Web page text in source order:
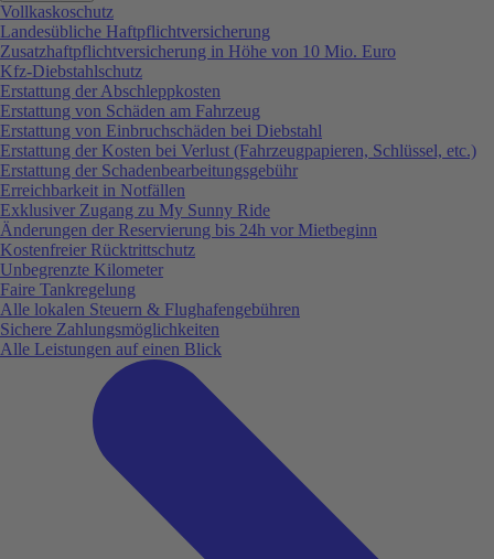
Vollkaskoschutz
Landesübliche Haftpflichtversicherung
Zusatzhaftpflichtversicherung in Höhe von 10 Mio. Euro
Kfz-Diebstahlschutz
Erstattung der Abschleppkosten
Erstattung von Schäden am Fahrzeug
Erstattung von Einbruchschäden bei Diebstahl
Erstattung der Kosten bei Verlust (Fahrzeugpapieren, Schlüssel, etc.)
Erstattung der Schadenbearbeitungsgebühr
Erreichbarkeit in Notfällen
Exklusiver Zugang zu My Sunny Ride
Änderungen der Reservierung bis 24h vor Mietbeginn
Kostenfreier Rücktrittschutz
Unbegrenzte Kilometer
Faire Tankregelung
Alle lokalen Steuern & Flughafengebühren
Sichere Zahlungsmöglichkeiten
Alle Leistungen auf einen Blick